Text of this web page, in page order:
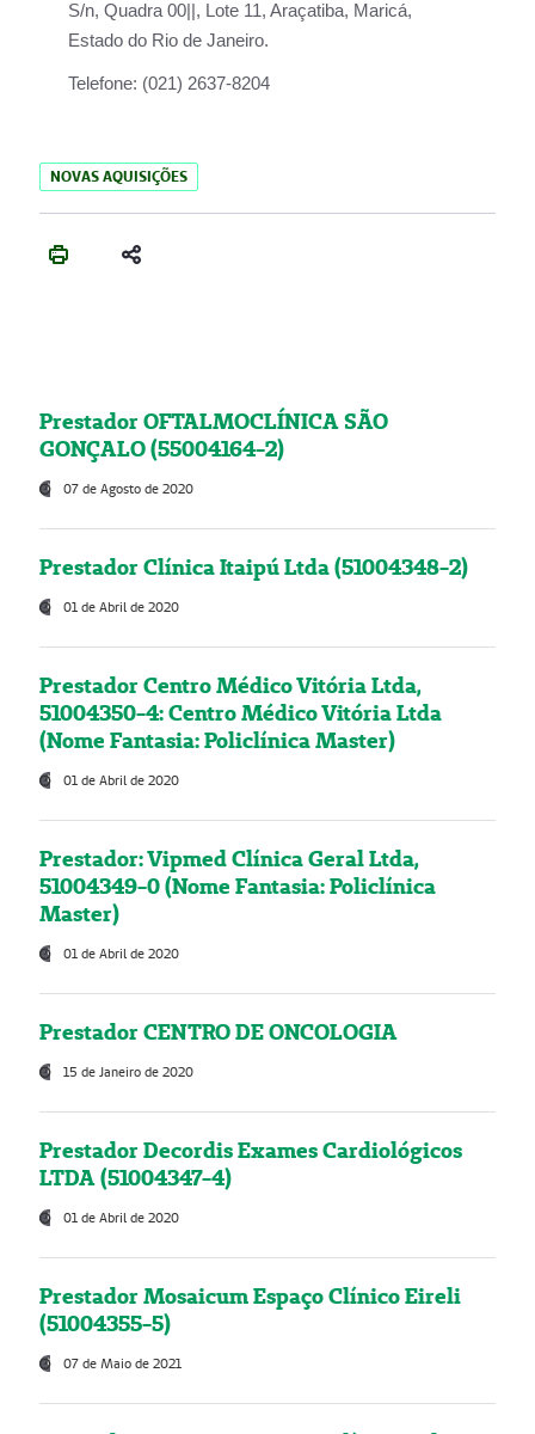
S/n, Quadra 00||, Lote 11, Araçatiba, Maricá,
Estado do Rio de Janeiro.
Telefone: (021) 2637-8204
NOVAS AQUISIÇÕES
Prestador OFTALMOCLÍNICA SÃO
GONÇALO (55004164-2)
07 de Agosto de 2020
Prestador Clínica Itaipú Ltda (51004348-2)
01 de Abril de 2020
Prestador Centro Médico Vitória Ltda,
51004350-4: Centro Médico Vitória Ltda
(Nome Fantasia: Policlínica Master)
01 de Abril de 2020
Prestador: Vipmed Clínica Geral Ltda,
51004349-0 (Nome Fantasia: Policlínica
Master)
01 de Abril de 2020
Prestador CENTRO DE ONCOLOGIA
15 de Janeiro de 2020
Prestador Decordis Exames Cardiológicos
LTDA (51004347-4)
01 de Abril de 2020
Prestador Mosaicum Espaço Clínico Eireli
(51004355-5)
07 de Maio de 2021